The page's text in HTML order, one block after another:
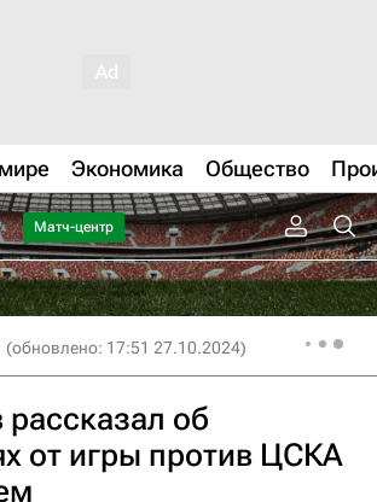
Экономика Общество
Матч-центр
(обновлено: 17:51 27.10.2024)
об
от игры против ЦСКА